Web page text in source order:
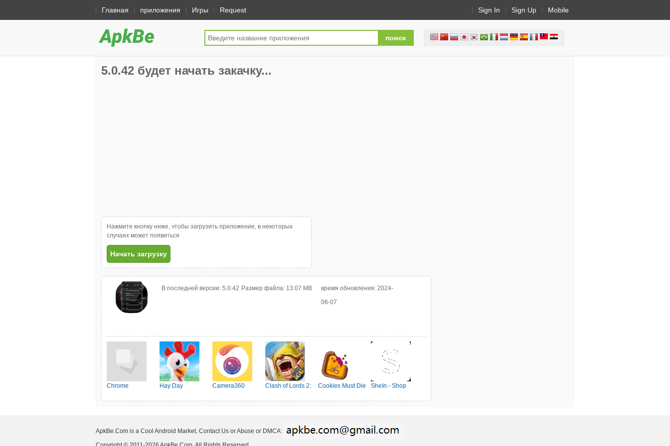
Главная приложения Игры Request Sign In Sign Up Mobile
5.0.42 будет начать закачку...
Нажмите кнопку ниже, чтобы загрузить приложение, в некоторых
случаях может появиться
Начать загрузку
В последней версии: 5.0.42 Размер файла: 13.07 MB время обновления: 2024-
06-07
Chrome Hay Day Camera360
Clash of Lords 2:
Cookies Must Die
SheIn - Shop
ApkBe.Com is a Cool Android Market, Contact Us or Abuse or DMCA: